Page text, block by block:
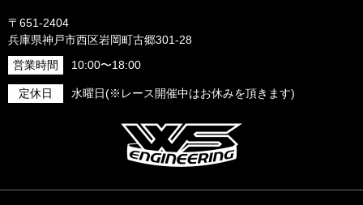
〒651-2404
兵庫県神戸市西区岩岡町古郷301-28
営業時間
10:00〜18:00
定休日 水曜日(※レース開催中はお休みを頂きます)